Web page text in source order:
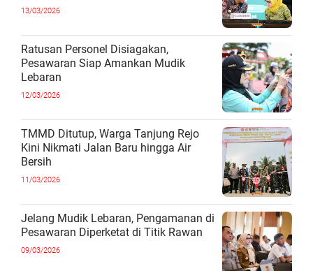
13/03/2026
Ratusan Personel Disiagakan,
Pesawaran Siap Amankan Mudik
Lebaran
12/03/2026
TMMD Ditutup, Warga Tanjung Rejo
Kini Nikmati Jalan Baru hingga Air
Bersih
11/03/2026
Jelang Mudik Lebaran, Pengamanan di
Pesawaran Diperketat di Titik Rawan
09/03/2026